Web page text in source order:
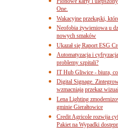
One.
Wakacyjne przekąski,
Neofobia żywieniowa u
nowych smaków
Ukazał się Raport ESG
Automatyzacja i
problemy szpitali?
IT Hub Gliwice - biura,
Digital Signage.
wzmacniają przekaz
Lena Lighting
gminie Gierałtowice
Credit Agricole rozwija
Pakiet na Wypadki